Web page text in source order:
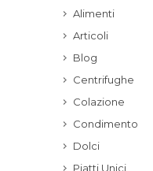
Alimenti
Articoli
Blog
Centrifughe
Colazione
Condimento
Dolci
Piatti Unici